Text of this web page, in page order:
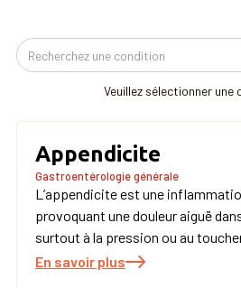
Appendicite
Gastroentérologie générale
L’appendicite est une
provoquant une douleur aiguë
surtout à la pression ou au
En savoir plus